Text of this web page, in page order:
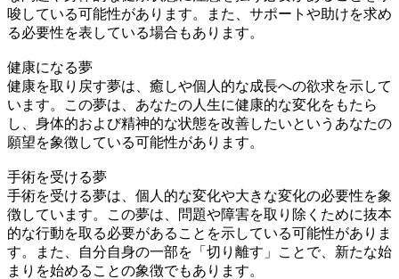
唆している可能性があります。また、サポートや助けを求め
る必要性を表している場合もあります。
健康になる夢
健康を取り戻す夢は、癒しや個人的な成長への欲求を示して
います。この夢は、あなたの人生に健康的な変化をもたら
し、身体的および精神的な状態を改善したいというあなたの
願望を象徴している可能性があります。
手術を受ける夢
手術を受ける夢は、個人的な変化や大きな変化の必要性を象
徴しています。この夢は、問題や障害を取り除くために抜本
的な行動を取る必要があることを示している可能性がありま
す。また、自分自身の一部を「切り離す」ことで、新たな始
まりを始めることの象徴でもあります。